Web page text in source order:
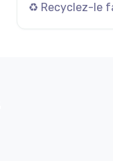
♻️ Recyclez-le